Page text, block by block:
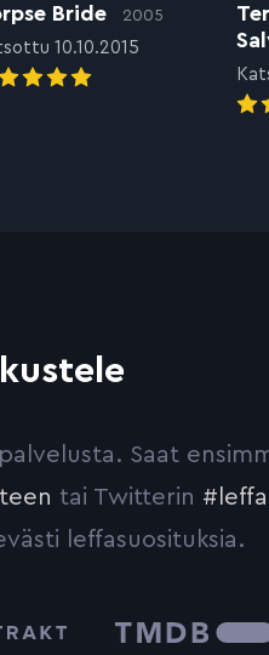
Bride 2005
10.10.2015
Saat
tai Twitterin
leffasuosituksia.